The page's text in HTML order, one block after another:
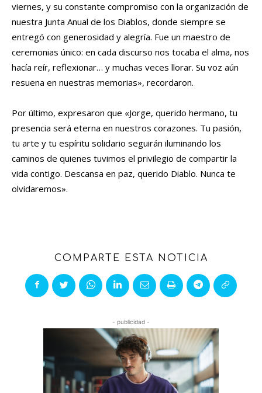
viernes, y su constante compromiso con la organización de
nuestra Junta Anual de los Diablos, donde siempre se
entregó con generosidad y alegría. Fue un maestro de
ceremonias único: en cada discurso nos tocaba el alma, nos
hacía reír, reflexionar… y muchas veces llorar. Su voz aún
resuena en nuestras memorias», recordaron.
Por último, expresaron que «Jorge, querido hermano, tu
presencia será eterna en nuestros corazones. Tu pasión,
tu arte y tu espíritu solidario seguirán iluminando los
caminos de quienes tuvimos el privilegio de compartir la
vida contigo. Descansa en paz, querido Diablo. Nunca te
olvidaremos».
COMPARTE ESTA NOTICIA
- publicidad -